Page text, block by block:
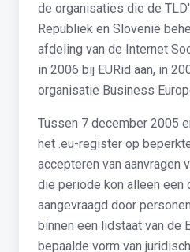
de organisaties die de
Republiek en Slovenië
afdeling van de Internet
in 2006 bij EURid aan, in
organisatie Business
Tussen 7 december 2005
het .eu-register op
accepteren van aanvragen
die periode kon alleen een
aangevraagd door
binnen een lidstaat van de
bepaalde vorm van